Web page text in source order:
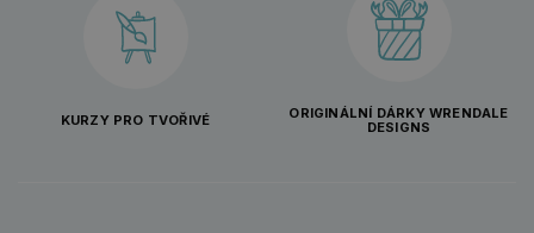
KURZY PRO TVOŘIVÉ
ORIGINÁLNÍ DÁRKY WRENDALE
DESIGNS